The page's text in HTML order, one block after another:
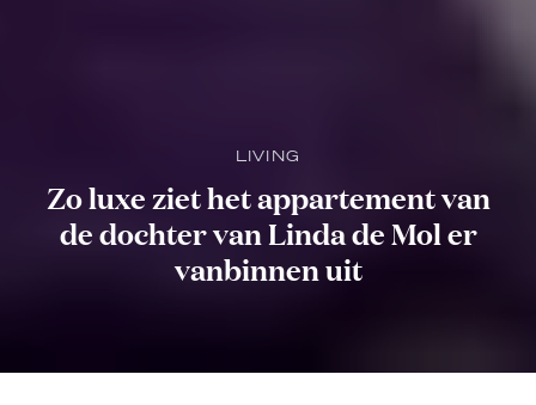
LIVING
Zo luxe ziet het appartement van
de dochter van Linda de Mol er
vanbinnen uit